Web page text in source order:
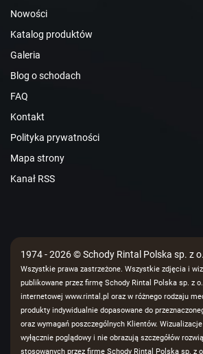
Nowości
Katalog produktów
Galeria
Blog o schodach
FAQ
Kontakt
Polityka prywatności
Mapa strony
Kanał RSS
1974 - 2026 © Schody Rintal Polska sp. z
Wszystkie prawa zastrzeżone. Wszystkie zdjęcia i
publikowane przez firmę Schody Rintal Polska sp. z
internetowej www.rintal.pl oraz w różnego rodzaju
produkty indywidualnie dopasowane do
oraz wymagań poszczególnych Klientów.
wyłącznie poglądowy i nie obrazują szczegółów
stosowanych przez firmę Schody Rintal Polska sp. z